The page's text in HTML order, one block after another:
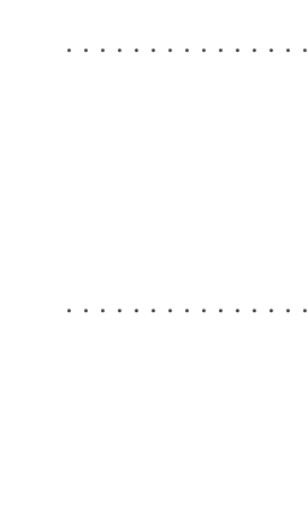
・・・・・・・・・・・・・・・
・・・・・・・・・・・・・・・